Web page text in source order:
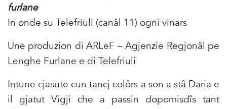
furlane
In onde su Telefriuli (canâl 11) ogni vinars
Une produzion di ARLeF – Agjenzie Regjonâl pe
Lenghe Furlane e di Telefriuli
Intune cjasute cun tancj colôrs a son a stâ Daria e
il gjatut Vigji che a passin dopomisdîs tant